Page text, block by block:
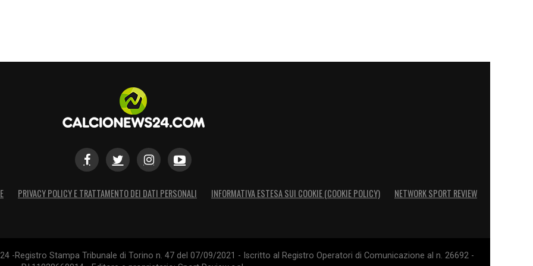
PRIVACY POLICY E TRATTAMENTO DEI DATI PERSONALI INFORMATIVA ESTESA SUI COOKIE (COOKIE POLICY) NETWORK SPORT REVIEW
-Registro Stampa Tribunale di Torino n. 47 del 07/09/2021 - Iscritto al Registro Operatori di Comunicazione al n. 26692 -